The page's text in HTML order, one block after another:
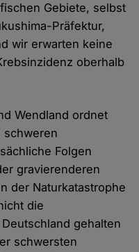
Gebiete, selbst
Präfektur,
wir erwarten keine
oberhalb
Wendland ordnet
schweren
Folgen
gravierenderen
der Naturkatastrophe
die
gehalten
schwersten